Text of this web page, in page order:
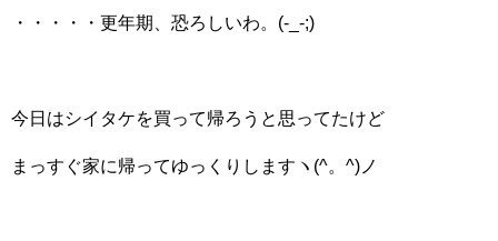
・・・・・更年期、恐ろしいわ。(-_-;)
今日はシイタケを買って帰ろうと思ってたけど
まっすぐ家に帰ってゆっくりしますヽ(^。^)ノ